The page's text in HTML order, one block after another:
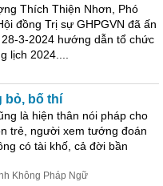
Thích Thiện Nhơn, Phó
đồng Trị sự GHPGVN đã ấn
3-2024 hướng dẫn tổ chức
lịch 2024....
bỏ, bố thí
là hiện thân nói pháp cho
trẻ, người xem tướng đoán
có tài khố, cả đời bần
Không Pháp Ngữ